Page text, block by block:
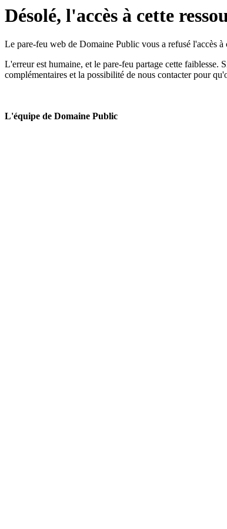
Désolé, l'accès à cette
Le pare-feu web de Domaine Public vous a refusé l'accès à
L'erreur est humaine, et le pare-feu partage cette
complémentaires et la possibilité de nous contacter pour
L'équipe de Domaine Public